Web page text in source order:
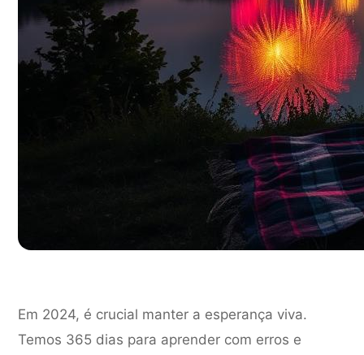
Em 2024, é crucial manter a esperança viva.
Temos 365 dias para aprender com erros e